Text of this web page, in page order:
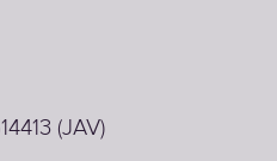
(JAV)